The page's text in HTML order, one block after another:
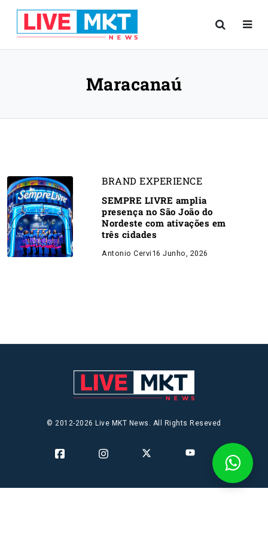
Maracanaú
BRAND EXPERIENCE
SEMPRE LIVRE amplia
presença no São João do
Nordeste com ativações em
três cidades
Antonio Cervi 16 Junho, 2026
© 2012-2026 Live MKT News. All Rights Reseved